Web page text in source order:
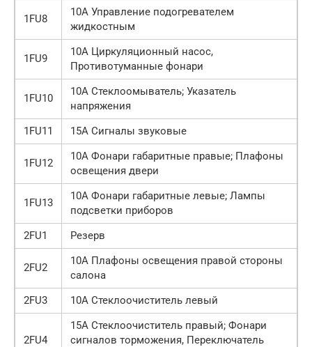
1FU8
10А Управление подогревателем
жидкостным
1FU9
10А Циркуляционный насос,
Противотуманные фонари
1FU10
10А Стеклоомыватель; Указатель
напряжения
1FU11
15А Сигналы звуковые
1FU12
10А Фонари габаритные правые; Плафоны
освещения двери
1FU13
10А Фонари габаритные левые; Лампы
подсветки приборов
2FU1
Резерв
2FU2
10А Плафоны освещения правой стороны
салона
2FU3
10А Стеклоочиститель левый
2FU4
15А Стеклоочиститель правый; Фонари
сигналов торможения, Переключатель